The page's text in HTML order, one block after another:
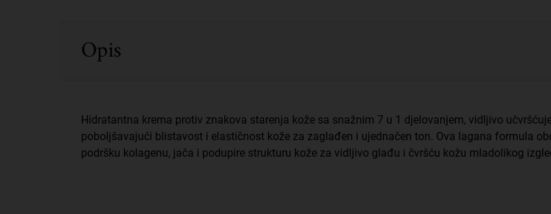
Opis
Hidratantna krema protiv znakova starenja kože sa snažnim 7 u 1 djelovanjem, vidljivo
poboljšavajući blistavost i elastičnost kože za zaglađen i ujednačen ton. Ova lagana formula
podršku kolagenu, jača i podupire strukturu kože za vidljivo glađu i čvršću kožu mladolikog